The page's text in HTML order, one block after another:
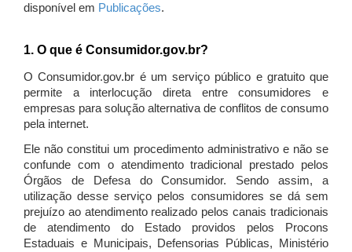
disponível em Publicações.
1. O que é Consumidor.gov.br?
O Consumidor.gov.br é um serviço público e gratuito que
permite a interlocução direta entre consumidores e
empresas para solução alternativa de conflitos de consumo
pela internet.
Ele não constitui um procedimento administrativo e não se
confunde com o atendimento tradicional prestado pelos
Órgãos de Defesa do Consumidor. Sendo assim, a
utilização desse serviço pelos consumidores se dá sem
prejuízo ao atendimento realizado pelos canais tradicionais
de atendimento do Estado providos pelos Procons
Estaduais e Municipais, Defensorias Públicas, Ministério